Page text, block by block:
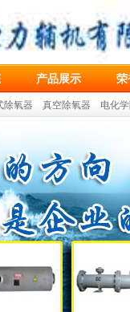
产品展示 荣
除氧器 真空除氧器 电化